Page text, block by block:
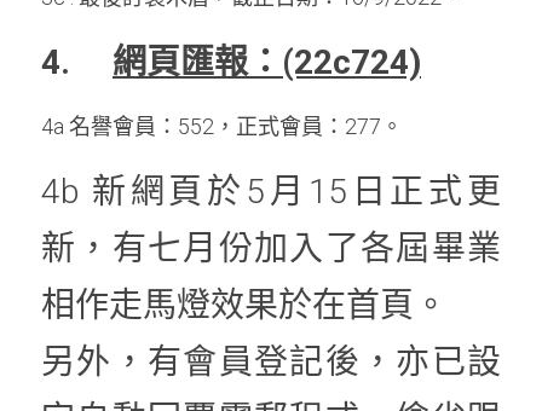
4. 網頁匯報：(22c724)
4a 名譽會員：552，正式會員：277。
4b 新網頁於5月15日正式更
新，有七月份加入了各屆畢業
相作走馬燈效果於在首頁。
另外，有會員登記後，亦已設